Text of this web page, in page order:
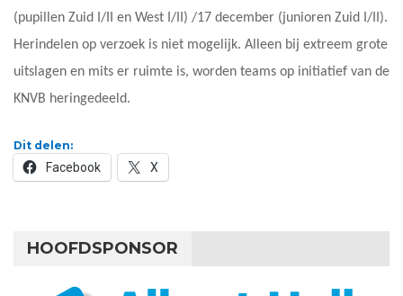
(pupillen Zuid I/II en West I/II) /17 december (junioren Zuid I/II).
Herindelen op verzoek is niet mogelijk. Alleen bij extreem grote
uitslagen en mits er ruimte is, worden teams op initiatief van de
KNVB heringedeeld.
Dit delen:
Facebook X
HOOFDSPONSOR